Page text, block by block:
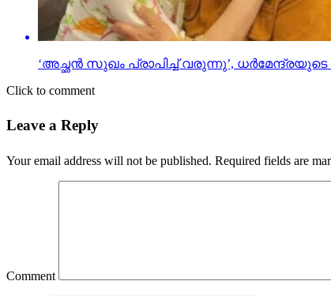
‘അച്ഛന്‍ സുഖം പ്രാപിച്ച് വരുന്നു’,
Click to comment
Leave a Reply
Your email address will not be published. Required fields are
Comment